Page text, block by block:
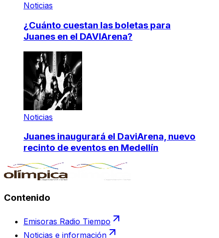
Noticias
¿Cuánto cuestan las boletas para
Juanes en el DAVIArena?
Noticias
Juanes inaugurará el DaviArena, nuevo
recinto de eventos en Medellín
Contenido
Emisoras Radio Tiempo
Noticias e información